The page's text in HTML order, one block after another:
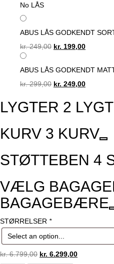
No LÅS
ABUS LÅS GODKENDT
kr.249,00 Original
was:
kr. 199,00Current
is:
ABUS LÅS GODKENDT
kr.299,00 Original
was:
kr. 299,00.
kr. 249,00Current
is:
kr.
LYGTER 2
KURV 3 KURV
STØTTEBEN 4
VÆLG
BAGAGEBÆRE
STØRRELSER *
kr.6.799,00 kr. 6.299,00